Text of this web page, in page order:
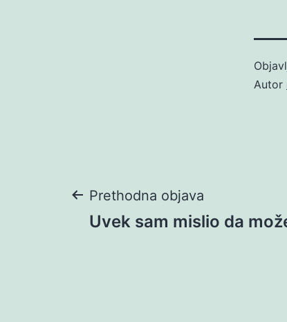
Autor
Navigacija
Prethodna objava
Uvek sam mislio da